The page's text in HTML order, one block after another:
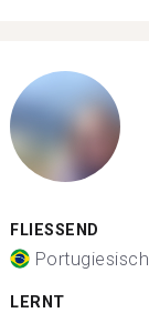
FLIESSEND
Portugiesisch
LERNT